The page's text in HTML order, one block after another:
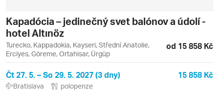
Kapadócia – jedinečný svet balónov a údolí -
hotel Altınöz
Turecko, Kappadokia, Kayseri, Střední Anatolie,
Erciyes, Göreme, Ortahisar, Ürgüp
od 15 858 Kč
Čt 27. 5. – So 29. 5. 2027 (3 dny) 15 858 Kč
Bratislava polopenze